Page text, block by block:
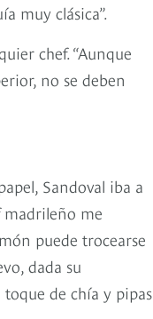
muy clásica”.
chef. “Aunque
no se deben
Sandoval iba a
madrileño me
puede trocearse
dada su
de chía y pipas